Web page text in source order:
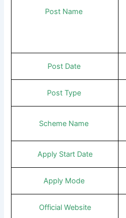
Post Name
Post Date
Post Type
Scheme Name
Apply Start Date
Apply Mode
Official Website